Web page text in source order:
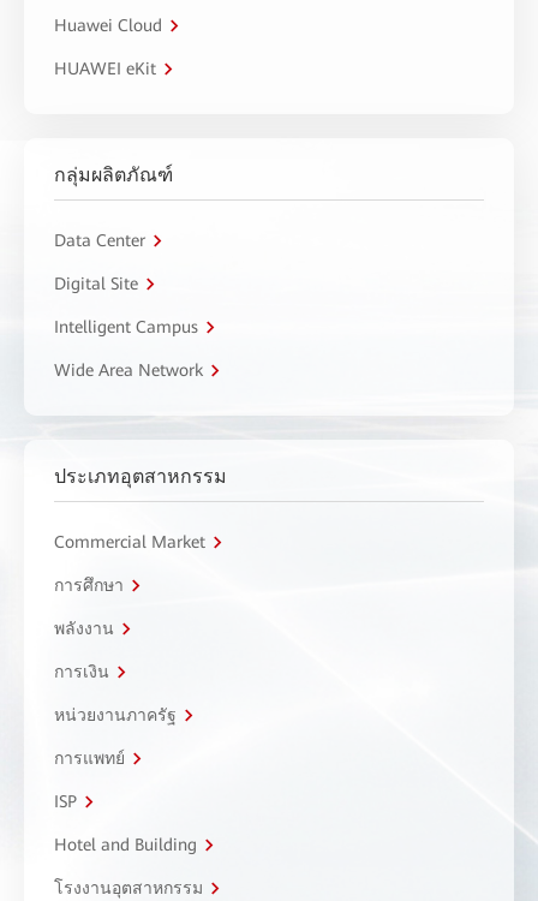
Huawei Cloud
HUAWEI eKit
กลุ่มผลิตภัณฑ์
Data Center
Digital Site
Intelligent Campus
Wide Area Network
ประเภทอุตสาหกรรม
Commercial Market
การศึกษา
พลังงาน
การเงิน
หน่วยงานภาครัฐ
การแพทย์
ISP
Hotel and Building
โรงงานอุตสาหกรรม